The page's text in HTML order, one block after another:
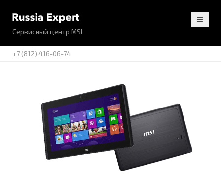
Сервисный центр MSI
+7 (812) 416-06-74